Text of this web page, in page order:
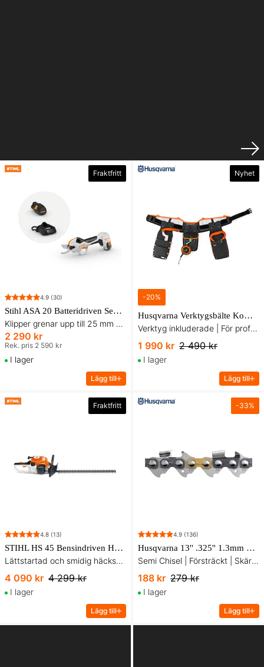
Fraktfritt
4.9 (30)
Stihl ASA 20 Batteridriven Sekatör inkl. Batteri och Laddare
Klipper grenar upp till 25 mm med minimal ansträngning
2 290 kr
Rek. pris 2 590 kr
I lager
Lägg till
Nyhet
-20%
Husqvarna Verktygsbälte Komplett
Verktyg inkluderade | För proffs och deltidsanvändare
1 990 kr 2 490 kr
I lager
Lägg till
Fraktfritt
4.8 (13)
STIHL HS 45 Bensindriven Häcksax 60 cm
Lättstartad och smidig häcksax för häckar och buskar i villaträdgården.
4 090 kr 4 299 kr
I lager
Lägg till
-33%
4.9 (136)
Husqvarna 13'' .325'' 1.3mm 56dl X-Cut Sågkedja
Semi Chisel | Försträckt | Skärpa direkt
188 kr 279 kr
I lager
Lägg till